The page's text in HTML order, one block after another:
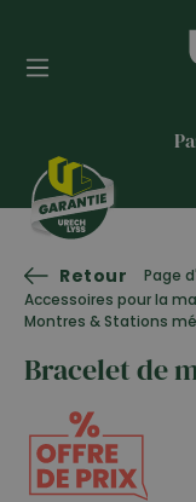
Retour Page
Accessoires pour la
Montres & Stations
Bracelet de